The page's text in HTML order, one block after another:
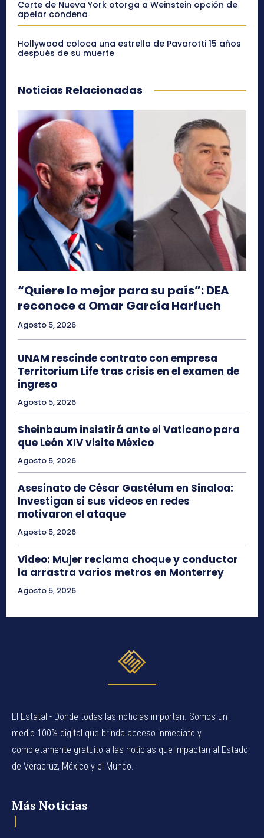
Corte de Nueva York otorga a Weinstein opción de
apelar condena
Hollywood coloca una estrella de Pavarotti 15 años
después de su muerte
Noticias Relacionadas
“Quiere lo mejor para su país”: DEA
reconoce a Omar García Harfuch
Agosto 5, 2026
UNAM rescinde contrato con empresa
Territorium Life tras crisis en el examen de
ingreso
Agosto 5, 2026
Sheinbaum insistirá ante el Vaticano para
que León XIV visite México
Agosto 5, 2026
Asesinato de César Gastélum en Sinaloa:
Investigan si sus videos en redes
motivaron el ataque
Agosto 5, 2026
Video: Mujer reclama choque y conductor
la arrastra varios metros en Monterrey
Agosto 5, 2026
El Estatal - Donde todas las noticias importan. Somos un
medio 100% digital que brinda acceso inmediato y
completamente gratuito a las noticias que impactan al Estado
de Veracruz, México y el Mundo.
Más Noticias